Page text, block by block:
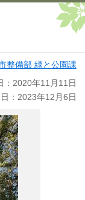
整備部 緑と公園課
：2020年11月11日
：2023年12月6日